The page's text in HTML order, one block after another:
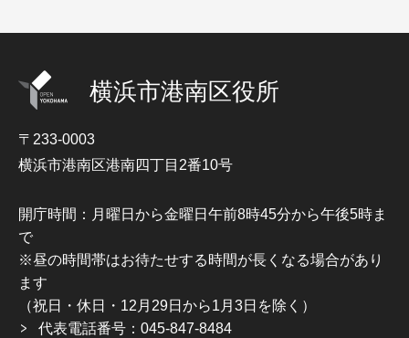
横浜市港南区役所
〒233-0003
横浜市港南区港南四丁目2番10号
開庁時間：月曜日から金曜日午前8時45分から午後5時ま
で
※昼の時間帯はお待たせする時間が長くなる場合があり
ます
（祝日・休日・12月29日から1月3日を除く）
代表電話番号：045-847-8484